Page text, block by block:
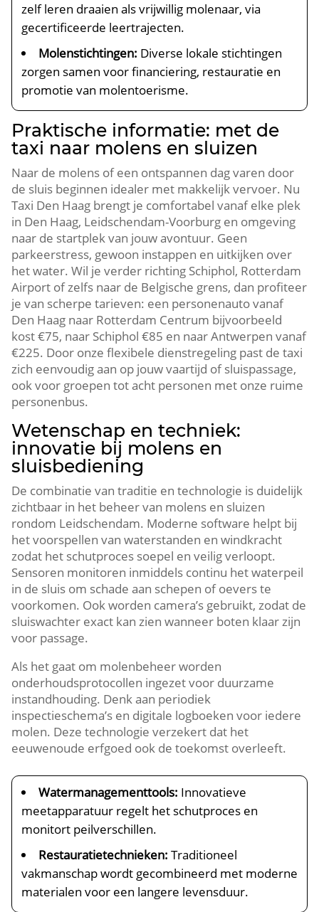
zelf leren draaien als vrijwillig molenaar, via
gecertificeerde leertrajecten.​
Molenstichtingen: Diverse lokale stichtingen
zorgen samen voor financiering, restauratie en
promotie van molentoerisme.​
Praktische informatie: met de
taxi naar molens en sluizen
Naar de molens of een ontspannen dag varen door
de sluis beginnen idealer met makkelijk vervoer.​ Nu
Taxi Den Haag brengt je comfortabel vanaf elke plek
in Den Haag, Leidschendam-Voorburg en omgeving
naar de startplek van jouw avontuur.​ Geen
parkeerstress, gewoon instappen en uitkijken over
het water.​ Wil je verder richting Schiphol, Rotterdam
Airport of zelfs naar de Belgische grens, dan profiteer
je van scherpe tarieven: een personenauto vanaf
Den Haag naar Rotterdam Centrum bijvoorbeeld
kost €75, naar Schiphol €85 en naar Antwerpen vanaf
€225.​ Door onze flexibele dienstregeling past de taxi
zich eenvoudig aan op jouw vaartijd of sluispassage,
ook voor groepen tot acht personen met onze ruime
personenbus.​
Wetenschap en techniek:
innovatie bij molens en
sluisbediening
De combinatie van traditie en technologie is duidelijk
zichtbaar in het beheer van molens en sluizen
rondom Leidschendam.​ Moderne software helpt bij
het voorspellen van waterstanden en windkracht
zodat het schutproces soepel en veilig verloopt.​
Sensoren monitoren inmiddels continu het waterpeil
in de sluis om schade aan schepen of oevers te
voorkomen.​ Ook worden camera’s gebruikt, zodat de
sluiswachter exact kan zien wanneer boten klaar zijn
voor passage.​
Als het gaat om molenbeheer worden
onderhoudsprotocollen ingezet voor duurzame
instandhouding.​ Denk aan periodiek
inspectieschema’s en digitale logboeken voor iedere
molen.​ Deze technologie verzekert dat het
eeuwenoude erfgoed ook de toekomst overleeft.​
Watermanagementtools: Innovatieve
meetapparatuur regelt het schutproces en
monitort peilverschillen.​
Restauratietechnieken: Traditioneel
vakmanschap wordt gecombineerd met moderne
materialen voor een langere levensduur.​